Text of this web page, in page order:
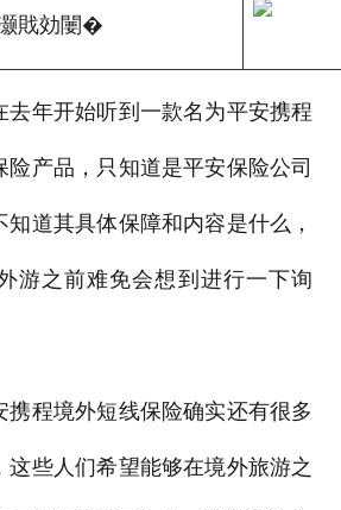
年开始听到一款名为平安携程
产品，只知道是平安保险公司
道其具体保障和内容是什么，
游之前难免会想到进行一下询
程境外短线保险确实还有很多
这些人们希望能够在境外旅游之